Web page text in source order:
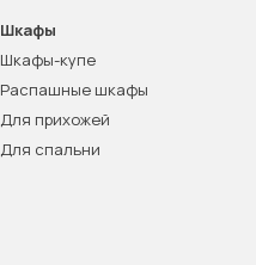
Шкафы
Шкафы-купе
Распашные шкафы
Для прихожей
Для спальни